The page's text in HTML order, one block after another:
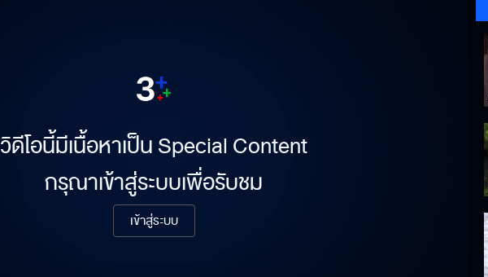
วิดีโอนี้มีเนื้อหาเป็น Special Content
กรุณาเข้าสู่ระบบเพื่อรับชม
เข้าสู่ระบบ